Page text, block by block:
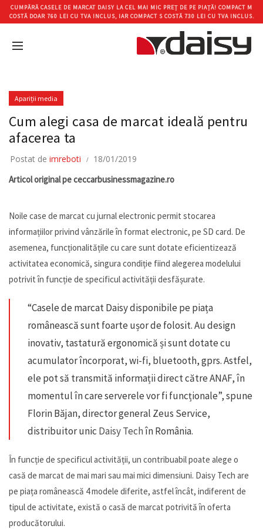
Apariții media
Cum alegi casa de marcat ideală pentru
afacerea ta
Postat de imreboti
18/01/2019
Articol original pe ceccarbusinessmagazine.ro
Noile case de marcat cu jurnal electronic permit stocarea
informațiilor privind vânzările în format electronic, pe SD card. De
asemenea, funcționalitățile cu care sunt dotate eficientizează
activitatea economică, singura condiție fiind alegerea modelului
potrivit în funcție de specificul activității desfășurate.
“Casele de marcat Daisy disponibile pe piața
românească sunt foarte ușor de folosit. Au design
inovativ, tastatură ergonomică și sunt dotate cu
acumulator încorporat, wi-fi, bluetooth, gprs. Astfel,
ele pot să transmită informații direct către ANAF, în
momentul în care serverele vor fi funcționale”, spune
Florin Băjan, director general Zeus Service,
distribuitor unic Daisy Techîn România.
În funcție de specificul activității, un contribuabil poate alege o
casă de marcat de mai mari sau mai mici dimensiuni. Daisy Tech are
pe piața românească 4 modele diferite, astfel încât, indiferent de
tipul de activitate, există o casă de marcat potrivită în oferta
producătorului.
CUMPĂRĂ CASELE DE MARCAT DAISY LA CEL MAI MIC PREȚ DE PE PIAȚĂ! COMPACT M
COSTĂ DOAR 760 LEI CU TVA INCLUS, IAR COMPACT S COSTĂ 730 LEI CU TVA INCLUS.